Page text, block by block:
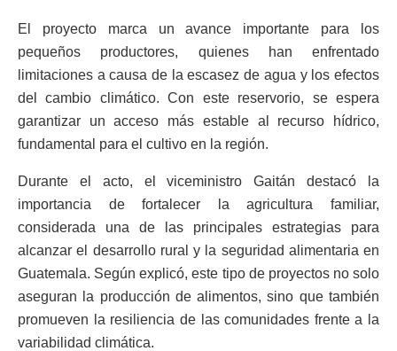
El proyecto marca un avance importante para los
pequeños productores, quienes han enfrentado
limitaciones a causa de la escasez de agua y los efectos
del cambio climático. Con este reservorio, se espera
garantizar un acceso más estable al recurso hídrico,
fundamental para el cultivo en la región.
Durante el acto, el viceministro Gaitán destacó la
importancia de fortalecer la agricultura familiar,
considerada una de las principales estrategias para
alcanzar el desarrollo rural y la seguridad alimentaria en
Guatemala. Según explicó, este tipo de proyectos no solo
aseguran la producción de alimentos, sino que también
promueven la resiliencia de las comunidades frente a la
variabilidad climática.